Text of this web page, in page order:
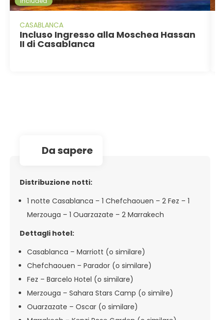
CASABLANCA
Incluso Ingresso alla Moschea Hassan
II di Casablanca
da sapere
Distribuzione notti:
1 notte Casablanca – 1 Chefchaouen – 2 Fez – 1
Merzouga – 1 Ouarzazate – 2 Marrakech
Dettagli hotel:
Casablanca – Marriott (o similare)
Chefchaouen – Parador (o similare)
Fez – Barcelo Hotel (o similare)
Merzouga – Sahara Stars Camp (o similre)
Ouarzazate – Oscar (o similare)